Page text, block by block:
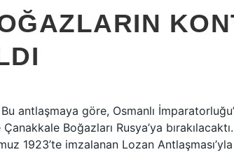
Bu antlaşmaya göre, Osmanlı
Boğazları Rusya’ya
1923’te imzalanan Lozan